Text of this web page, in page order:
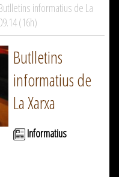
informatius de La
(16h)
Butlletins
informatius de
La Xarxa
Informatius